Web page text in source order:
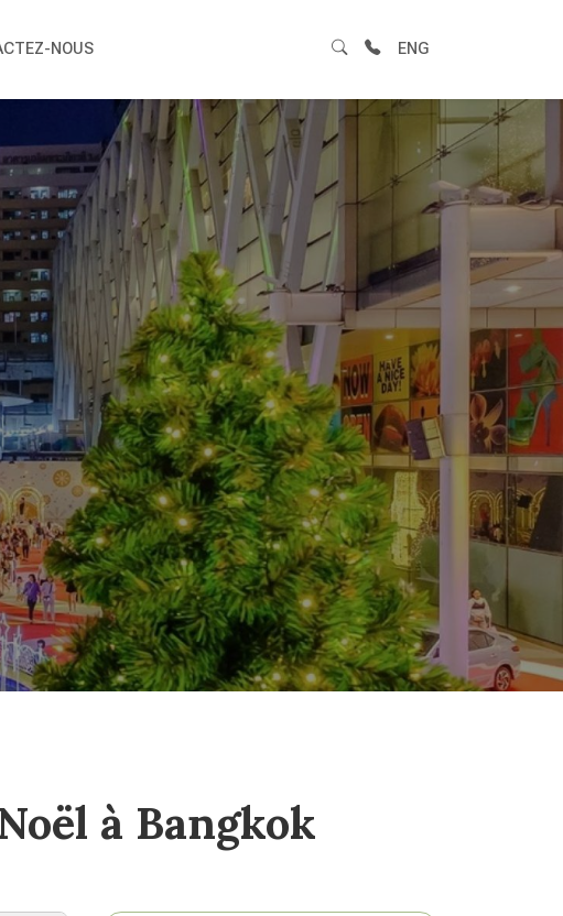
NOUS ENG
à Bangkok